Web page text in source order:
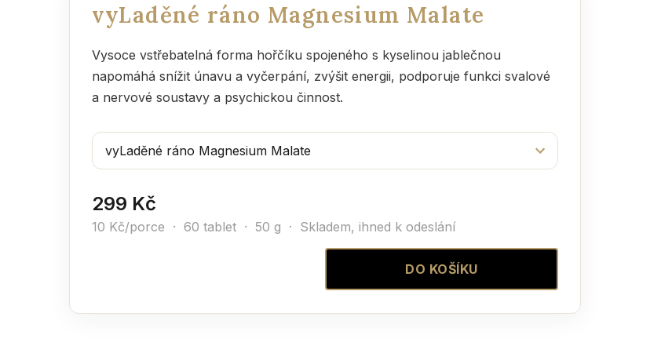
vyLaděné ráno Magnesium Malate
Vysoce vstřebatelná forma hořčíku spojeného s kyselinou jablečnou
napomáhá snížit únavu a vyčerpání, zvýšit energii, podporuje funkci svalové
a nervové soustavy a psychickou činnost.
299 Kč
10 Kč/porce · 60 tablet · 50 g · Skladem, ihned k odeslání
DO KOŠÍKU